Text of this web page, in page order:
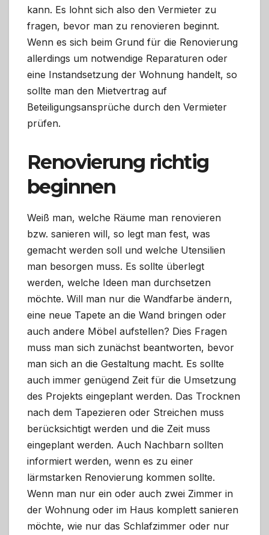
kann. Es lohnt sich also den Vermieter zu
fragen, bevor man zu renovieren beginnt.
Wenn es sich beim Grund für die Renovierung
allerdings um notwendige Reparaturen oder
eine Instandsetzung der Wohnung handelt, so
sollte man den Mietvertrag auf
Beteiligungsansprüche durch den Vermieter
prüfen.
Renovierung richtig
beginnen
Weiß man, welche Räume man renovieren
bzw. sanieren will, so legt man fest, was
gemacht werden soll und welche Utensilien
man besorgen muss. Es sollte überlegt
werden, welche Ideen man durchsetzen
möchte. Will man nur die Wandfarbe ändern,
eine neue Tapete an die Wand bringen oder
auch andere Möbel aufstellen? Dies Fragen
muss man sich zunächst beantworten, bevor
man sich an die Gestaltung macht. Es sollte
auch immer genügend Zeit für die Umsetzung
des Projekts eingeplant werden. Das Trocknen
nach dem Tapezieren oder Streichen muss
berücksichtigt werden und die Zeit muss
eingeplant werden. Auch Nachbarn sollten
informiert werden, wenn es zu einer
lärmstarken Renovierung kommen sollte.
Wenn man nur ein oder auch zwei Zimmer in
der Wohnung oder im Haus komplett sanieren
möchte, wie nur das Schlafzimmer oder nur